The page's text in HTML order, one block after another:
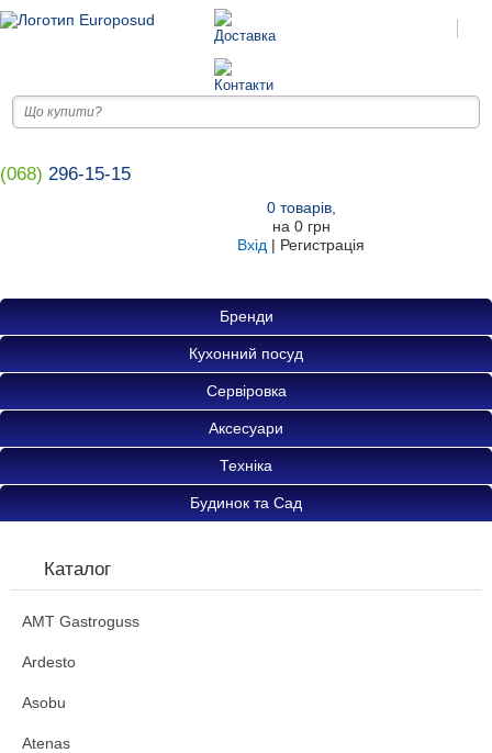
(068) 296-15-15
0товарів,
на 0 грн
Вхід | Регистрація
Бренди
Кухонний посуд
Сервіровка
Аксесуари
Техніка
Будинок та Сад
Каталог
AMT Gastroguss
Ardesto
Asobu
Atenas